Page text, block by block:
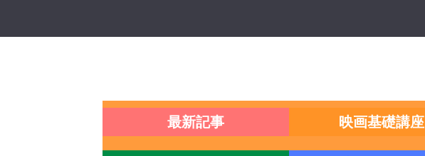
最新記事 映画基礎講座